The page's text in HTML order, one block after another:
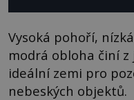
Vysoká pohoří,
modrá obloha činí
ideální zemi pro
nebeských objektů.